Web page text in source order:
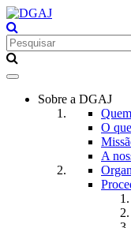
Toggle
navigationSobre a DGAJ
O
A